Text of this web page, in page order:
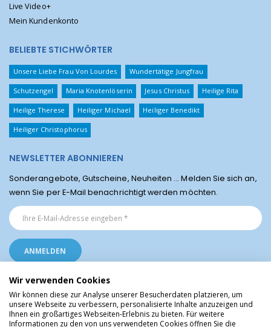
Live Video+
Mein Kundenkonto
BELIEBTE STICHWÖRTER
Unsere Liebe Frau Von Lourdes Wundertätige Jungfrau
Schutzengel Maria Knotenlöserin Jesus Christus Heilige Rita
Heilige Therese Heiliger Michael Heiliger Benedikt
Heiliger Christophorus
NEWSLETTER ABONNIEREN
Sonderangebote, Gutscheine, Neuheiten ... Melden Sie sich an,
wenn Sie per E-Mail benachrichtigt werden möchten.
Religiöse Artikel aus Lourdes © Christliche Geschenke und Devotionalien aus
Wir verwenden Cookies
Wir können diese zur Analyse unserer Besucherdaten platzieren, um
unsere Webseite zu verbessern, personalisierte Inhalte anzuzeigen und
Ihnen ein großartiges Webseiten-Erlebnis zu bieten. Für weitere
Informationen zu den von uns verwendeten Cookies öffnen Sie die